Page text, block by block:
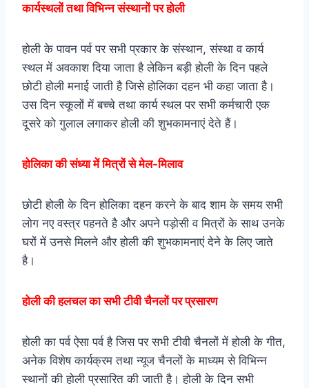
कार्यस्थलों तथा विभिन्न संस्थानों पर होली
होली के पावन पर्व पर सभी प्रकार के संस्थान, संस्था व कार्य
स्थल में अवकाश दिया जाता है लेकिन बड़ी होली के दिन पहले
छोटी होली मनाई जाती है जिसे होलिका दहन भी कहा जाता है।
उस दिन स्कूलों में बच्चे तथा कार्य स्थल पर सभी कर्मचारी एक
दूसरे को गुलाल लगाकर होली की शुभकामनाएं देते हैं।
होलिका की संध्या में मित्रों से मेल-मिलाव
छोटी होली के दिन होलिका दहन करने के बाद शाम के समय सभी
लोग नए वस्त्र पहनते है और अपने पड़ोसी व मित्रों के साथ उनके
घरों में उनसे मिलने और होली की शुभकामनाएं देने के लिए जाते
है।
होली की हलचल का सभी टीवी चैनलों पर प्रसारण
होली का पर्व ऐसा पर्व है जिस पर सभी टीवी चैनलों में होली के गीत,
अनेक विशेष कार्यक्रम तथा न्यूज चैनलों के माध्यम से विभिन्न
स्थानों की होली प्रसारित की जाती है। होली के दिन सभी